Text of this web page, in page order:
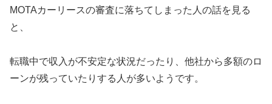
MOTAカーリースの審査に落ちてしまった人の話を見る
と、
転職中で収入が不安定な状況だったり、他社から多額のロ
ーンが残っていたりする人が多いようです。